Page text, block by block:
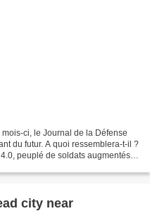
ci, le Journal de la Défense
du futur. A quoi ressemblera-t-il ?
peuplé de soldats augmentés
city near